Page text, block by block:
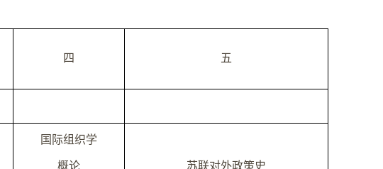
四 五
国际组织学
概论 苏联对外政策史